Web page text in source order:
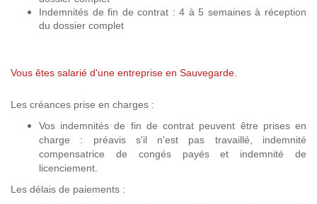
Indemnités de fin de contrat : 4 à 5 semaines à réception
du dossier complet
Vous êtes salarié d'une entreprise en Sauvegarde.
Les créances prise en charges :
Vos indemnités de fin de contrat peuvent être prises en
charge : préavis s'il n'est pas travaillé, indemnité
compensatrice de congés payés et indemnité de
licenciement.
Les délais de paiements :